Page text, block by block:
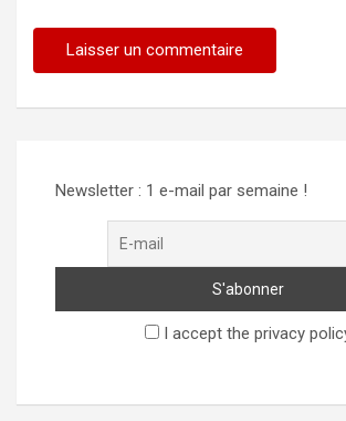
Newsletter : 1 e-mail par semaine !
I accept the privacy